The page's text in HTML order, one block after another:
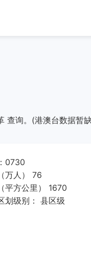
查询。(港澳台数据暂
0730
万人） 76
平方公里） 1670
划级别： 县区级